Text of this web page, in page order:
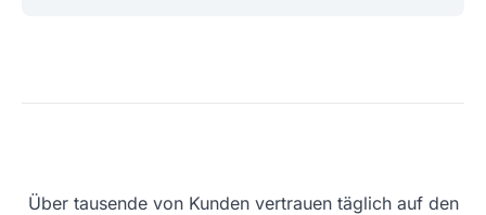
Über tausende von Kunden vertrauen täglich auf den